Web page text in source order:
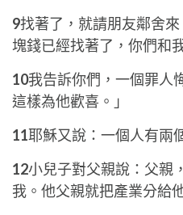
9找著了，就請朋友鄰舍
塊錢已經找著了，你們和
10我告訴你們，一個罪人
這樣為他歡喜。」
11耶穌又說：一個人有兩
12小兒子對父親說：父親
我。他父親就把產業分給